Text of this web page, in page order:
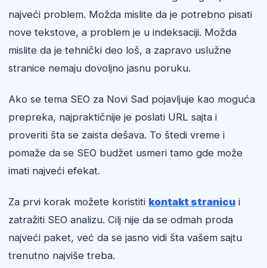
najveći problem. Možda mislite da je potrebno pisati
nove tekstove, a problem je u indeksaciji. Možda
mislite da je tehnički deo loš, a zapravo uslužne
stranice nemaju dovoljno jasnu poruku.
Ako se tema SEO za Novi Sad pojavljuje kao moguća
prepreka, najpraktičnije je poslati URL sajta i
proveriti šta se zaista dešava. To štedi vreme i
pomaže da se SEO budžet usmeri tamo gde može
imati najveći efekat.
Za prvi korak možete koristiti kontakt stranicu i
zatražiti SEO analizu. Cilj nije da se odmah proda
najveći paket, već da se jasno vidi šta vašem sajtu
trenutno najviše treba.